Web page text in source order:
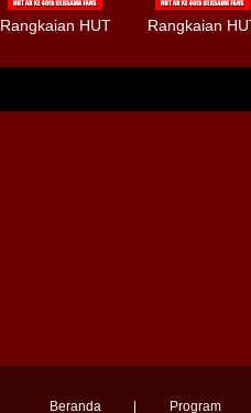
Rangkaian HUT
46th Bersama
Rangkaian
46th Bersama
Beranda Program